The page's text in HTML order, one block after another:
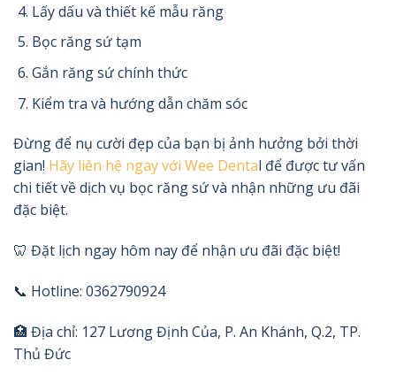
Lấy dấu và thiết kế mẫu răng
Bọc răng sứ tạm
Gắn răng sứ chính thức
Kiểm tra và hướng dẫn chăm sóc
Đừng để nụ cười đẹp của bạn bị ảnh hưởng bởi thời
gian! Hãy liên hệ ngay với Wee Dental để được tư vấn
chi tiết về dịch vụ bọc răng sứ và nhận những ưu đãi
đặc biệt.
🦷 Đặt lịch ngay hôm nay để nhận ưu đãi đặc biệt!
📞 Hotline: 0362790924
🏥 Địa chỉ: 127 Lương Định Của, P. An Khánh, Q.2, TP.
Thủ Đức